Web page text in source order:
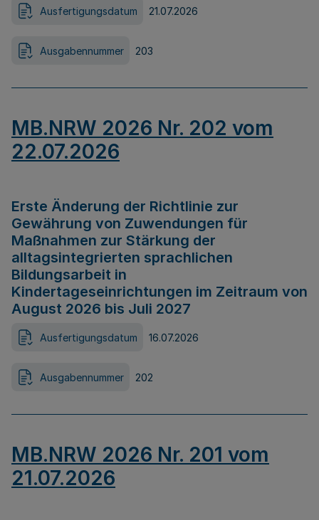
Ausfertigungsdatum 21.07.2026
Ausgabennummer 203
MB.NRW 2026 Nr. 202 vom
22.07.2026
Erste Änderung der Richtlinie zur
Gewährung von Zuwendungen für
Maßnahmen zur Stärkung der
alltagsintegrierten sprachlichen
Bildungsarbeit in
Kindertageseinrichtungen im Zeitraum von
August 2026 bis Juli 2027
Ausfertigungsdatum 16.07.2026
Ausgabennummer 202
MB.NRW 2026 Nr. 201 vom
21.07.2026